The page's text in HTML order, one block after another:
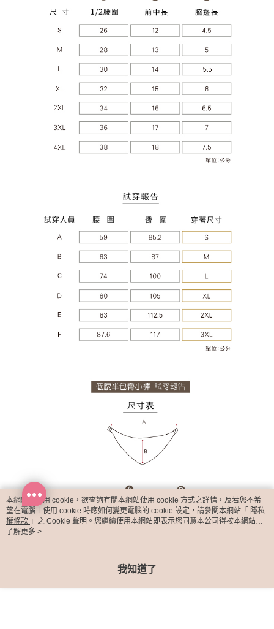
本網站中使用 cookie，欲查詢有關本網站使用 cookie 方式之詳情，及若您不希
望在電腦上使用 cookie 時應如何變更電腦的 cookie 設定，請參閱本網站「 隱私
權條款 」之 Cookie 聲明。您繼續使用本網站即表示您同意本公司得按本網站使
用條款之 Cookie 聲明使用 cookie。
了解更多 >
我知道了